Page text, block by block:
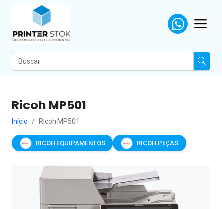
Ricoh MP501
Início Ricoh MP501
RICOH EQUIPAMENTOS RICOH PEÇAS